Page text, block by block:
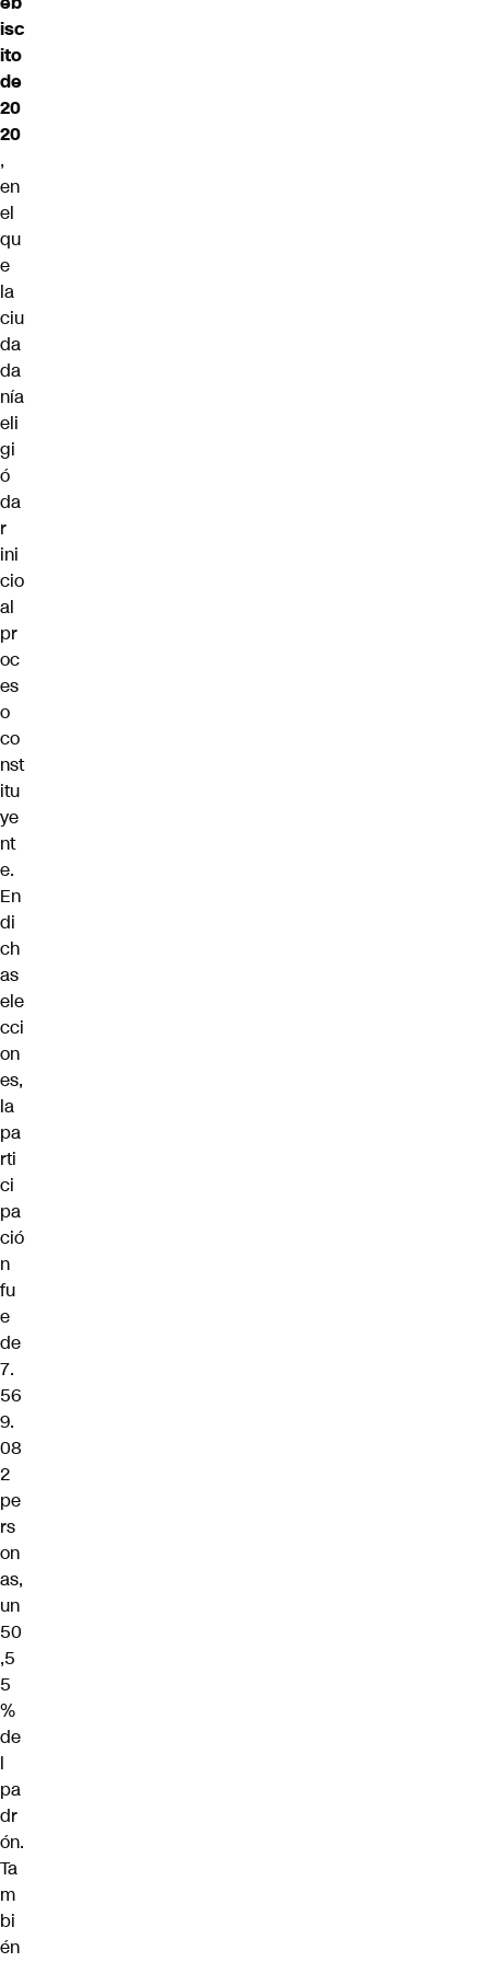
isc
ito
de
20
20
,
en
el
qu
e
la
ciu
da
da
nía
eli
gi
ó
da
r
ini
cio
al
pr
oc
es
o
co
nst
itu
ye
nt
e.
En
di
ch
as
ele
cci
on
es,
la
pa
rti
ci
pa
ció
n
fu
e
de
7.
56
9.
08
2
pe
rs
on
as,
un
50
,5
5
%
de
l
pa
dr
ón.
Ta
m
bi
én